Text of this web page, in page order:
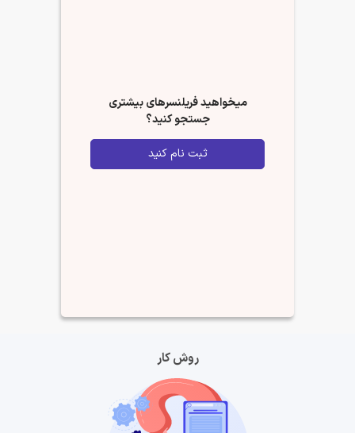
میخواهید فریلنسرهای بیشتری
جستجو کنید؟
ثبت نام کنید
روش کار